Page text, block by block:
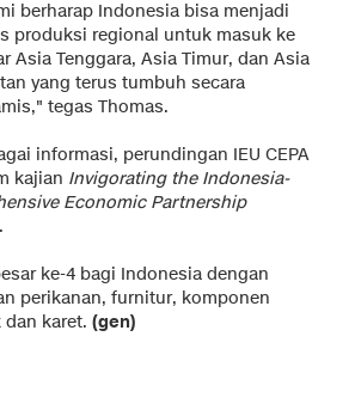
berharap Indonesia bisa menjadi
produksi regional untuk masuk ke
Asia Tenggara, Asia Timur, dan Asia
yang terus tumbuh secara
tegas Thomas.
informasi, perundingan IEU CEPA
kajian Invigorating the Indonesia-
Economic Partnership
ke-4 bagi Indonesia dengan
perikanan, furnitur, komponen
karet. (gen)